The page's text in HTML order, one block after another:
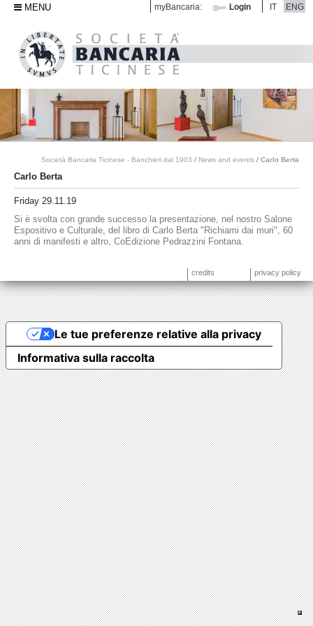
MENU IT ENG
myBancaria: Login
Società Bancaria Ticinese - Banchieri dal 1903 / News and events / Carlo Berta
Carlo Berta
Friday 29.11.19
Si è svolta con grande successo la presentazione, nel nostro Salone
Espositivo e Culturale, del libro di Carlo Berta "Richiami dai muri", 60
anni di manifesti e altro, CoEdizione Pedrazzini Fontana.
credits privacy policy
Informativa sulla raccolta
Le tue preferenze relative alla privacy